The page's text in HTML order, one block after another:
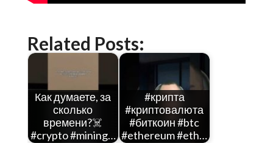
Related Posts:
Как думаете, за
сколько
времени?☠️
#crypto #mining…
#крипта
#криптовалюта
#биткоин #btc
#ethereum #eth…